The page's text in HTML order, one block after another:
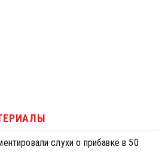
слухи о прибавке в 50